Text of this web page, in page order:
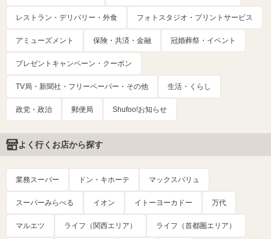
レストラン・デリバリー・外食 フォトスタジオ・プリントサービス
アミューズメント 保険・共済・金融 冠婚葬祭・イベント
プレゼントキャンペーン・クーポン
TV局・新聞社・フリーペーパー・その他 生活・くらし
政党・政治 郵便局 Shufoo!お知らせ
よく行くお店から探す
業務スーパー ドン・キホーテ マックスバリュ
スーパーみらべる イオン イトーヨーカドー 万代
マルエツ ライフ（関西エリア） ライフ（首都圏エリア）